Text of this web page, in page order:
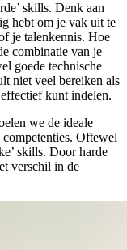
skills. Denk aan
hebt om je vak uit te
je talenkennis. Hoe
combinatie van je
goede technische
niet veel bereiken als
kunt indelen.
we de ideale
Oftewel
skills. Door harde
verschil in de